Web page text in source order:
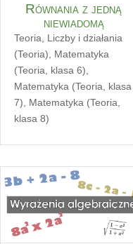
Równania z jedną
niewiadomą
Teoria
Liczby i działania
(Teoria)
Matematyka
(Teoria, klasa 6)
Matematyka (Teoria, klasa
7)
Matematyka (Teoria,
klasa 8)